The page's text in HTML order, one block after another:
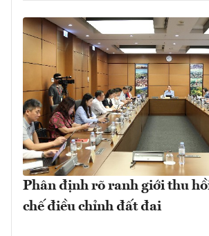
Phân định rõ ranh giới thu
chế điều chỉnh đất đai